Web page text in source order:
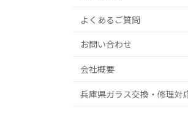
よくあるご質問
お問い合わせ
会社概要
兵庫県ガラス交換・修理対